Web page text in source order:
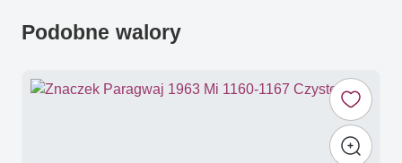
Podobne walory